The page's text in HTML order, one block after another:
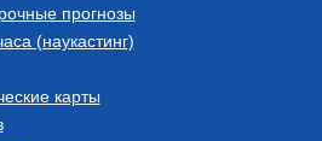
прогнозы
(наукастинг)
карты